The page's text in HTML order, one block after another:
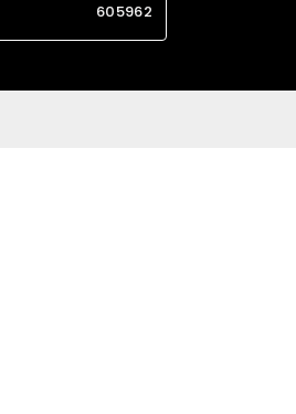
605962